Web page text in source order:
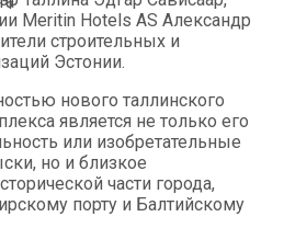
Meritin Hotels AS Александр
строительных и
Эстонии.
нового таллинского
является не только его
или изобретательные
но и близкое
части города,
порту и Балтийскому